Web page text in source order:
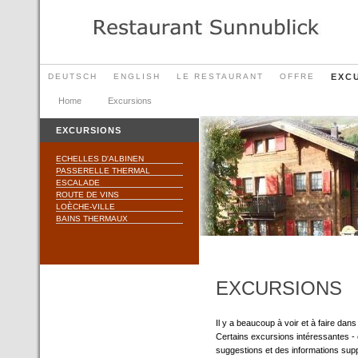
DEUTSCH ENGLISH LE RESTAURANT OFFRE
Home Excursions
EXCURSIONS
ECHELLES D'ALBINEN
PASSERELLE THERMAL
ESCALADE
ROUTE DE VINS
LOÈCHE-VILLE
BAINS THERMAUX
EXCURSIONS
Il y a beaucoup à voir et à faire
Certains excursions intéressantes
suggestions et des informations